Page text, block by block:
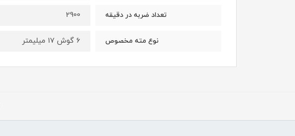
تعداد ضربه در دقیقه 2900
نوع مته مخصوص 6 گوش 17 میلیمتر